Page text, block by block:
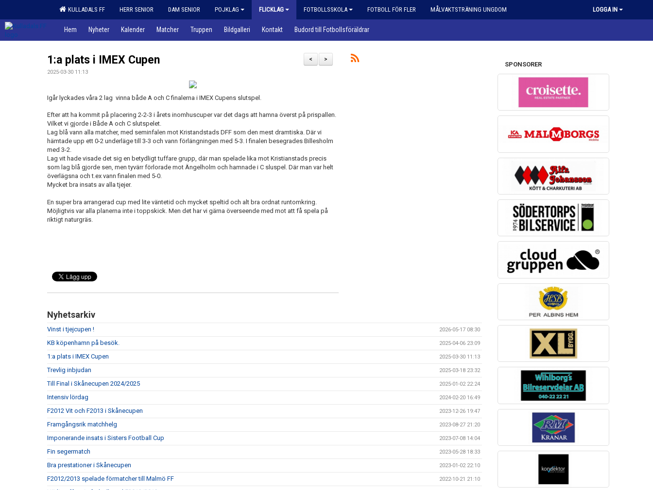
KULLADALS FF HERR SENIOR DAM SENIOR POJKLAG FLICKLAG FOTBOLLSSKOLA FOTBOLL FÖR FLER MÅLVAKTSTRÄNING UNGDOM LOGGA IN
Hem Nyheter Kalender Matcher Truppen Bildgalleri Kontakt Budord till Fotbollsföräldrar
>
<
1:a plats i IMEX Cupen
2025-03-30 11:13
Igår lyckades våra 2 lag vinna både A och C finalerna i IMEX Cupens slutspel.
Efter att ha kommit på placering 2-2-3 i årets inomhuscuper var det dags att hamna överst på prispallen.
Vilket vi gjorde i Både A och C slutspelet.
Lag blå vann alla matcher, med seminfalen mot Kristandstads DFF som den mest dramtiska. Där vi
hämtade upp ett 0-2 underläge till 3-3 och vann förlängningen med 5-3. I finalen besegrades Billesholm
med 3-2.
Lag vit hade visade det sig en betydligt tuffare grupp, där man spelade lika mot Kristianstads precis
som lag blå gjorde sen, men tyvärr förlorade mot Ängelholm och hamnade i C sluspel. Där man var helt
överlägsna och t.ex vann finalen med 5-0.
Mycket bra insats av alla tjejer.
En super bra arrangerad cup med lite väntetid och mycket speltid och alt bra ordnat runtomkring.
Möjligtvis var alla planerna inte i toppskick. Men det har vi gärna överseende med mot att få spela på
riktigt naturgräs.
Nyhetsarkiv
Vinst i tjejcupen ! 2026-05-17 08:30
KB köpenhamn på besök. 2025-04-06 23:09
1:a plats i IMEX Cupen 2025-03-30 11:13
Trevlig inbjudan 2025-03-18 23:32
Till Final i Skånecupen 2024/2025 2025-01-02 22:24
Intensiv lördag 2024-02-20 16:49
F2012 Vit och F2013 i Skånecupen 2023-12-26 19:47
Framgångsrik matchhelg 2023-08-27 21:20
Imponerande insats i Sisters Football Cup 2023-07-08 14:04
Fin segermatch 2023-05-28 18:33
Bra prestationer i Skånecupen 2023-01-02 22:10
F2012/2013 spelade förmatcher till Malmö FF 2022-10-21 21:10
SPONSORER